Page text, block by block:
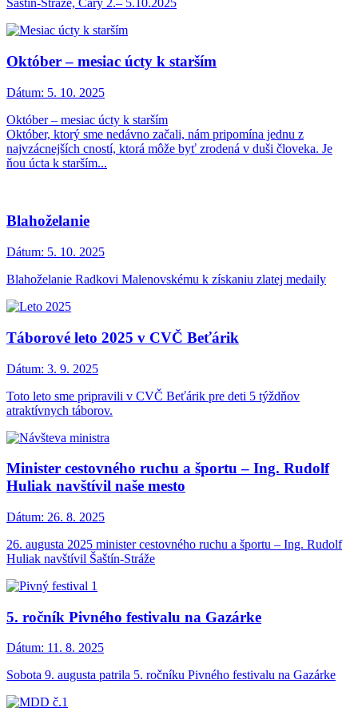
Šaštín-Stráže, Čáry 2.– 5.10.2025
Október – mesiac úcty k starším
Dátum: 5. 10. 2025
Október – mesiac úcty k starším
Október, ktorý sme nedávno začali, nám pripomína jednu z
najvzácnejších cností, ktorá môže byť zrodená v duši človeka. Je
ňou úcta k starším...
Blahoželanie
Dátum: 5. 10. 2025
Blahoželanie Radkovi Malenovskému k získaniu zlatej medaily
Táborové leto 2025 v CVČ Beťárik
Dátum: 3. 9. 2025
Toto leto sme pripravili v CVČ Beťárik pre deti 5 týždňov
atraktívnych táborov.
Minister cestovného ruchu a športu – Ing. Rudolf
Huliak navštívil naše mesto
Dátum: 26. 8. 2025
26. augusta 2025 minister cestovného ruchu a športu – Ing. Rudolf
Huliak navštívil Šaštín-Stráže
5. ročník Pivného festivalu na Gazárke
Dátum: 11. 8. 2025
Sobota 9. augusta patrila 5. ročníku Pivného festivalu na Gazárke